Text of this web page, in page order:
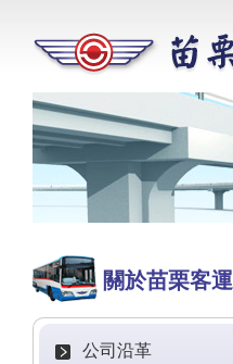
關於苗栗客運
公司沿革